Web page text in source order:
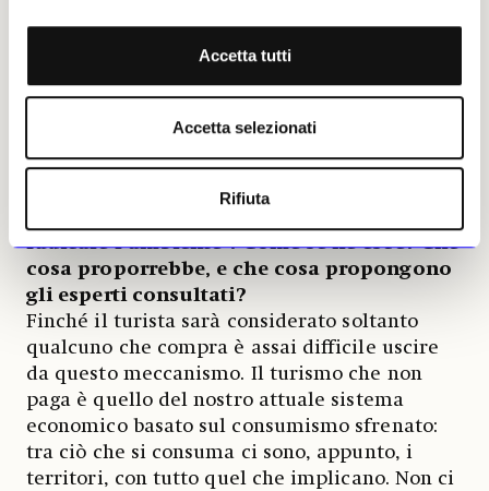
Accetta tutti
Accetta selezionati
Rifiuta
Nel libro si dichiara contraria alle
«barricate contro i turisti» e al turismo
«mordi e fuggi» a favore di élite danarose;
problema non sono i turisti, né i
proprietari» bensì uno«sviluppo
incontrollato di un’industria che per
radicale l’ambiente». Come se ne esce? Che
cosa proporrebbe, e che cosa propongono
gli esperti consultati?
Finché il turista sarà considerato soltanto
qualcuno che compra è assai difficile uscire
da questo meccanismo. Il turismo che non
paga è quello del nostro attuale sistema
economico basato sul consumismo sfrenato:
tra ciò che si consuma ci sono, appunto, i
territori, con tutto quel che implicano. Non ci